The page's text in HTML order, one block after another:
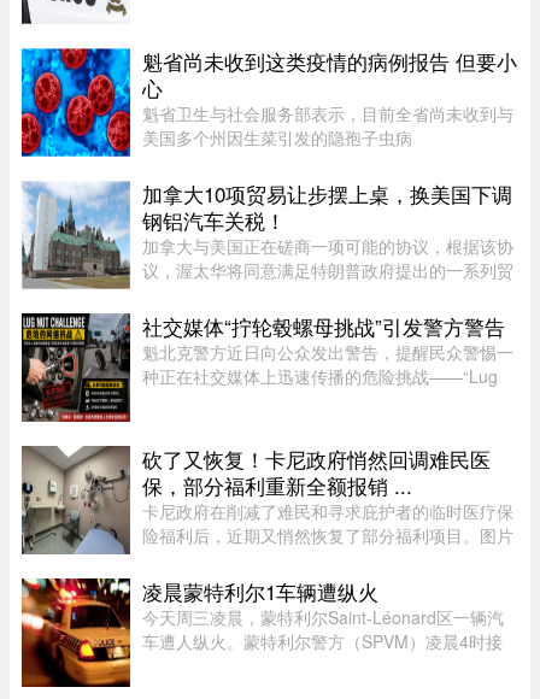
其运往 Valcartier 军事 ...
魁省尚未收到这类疫情的病例报告 但要小
心
魁省卫生与社会服务部表示，目前全省尚未收到与
美国多个州因生菜引发的隐孢子虫病
报告。这种由寄生虫引起的感染主要通过受污染的
食物或水传播，会导致水样腹泻、胃痉挛 ...
加拿大10项贸易让步摆上桌，换美国下调
钢铝汽车关税！
加拿大与美国正在磋商一项可能的协议，根据该协
议，渥太华将同意满足特朗普政府提出的一系列贸
新一轮关税的日期临近，双方谈判日益紧张。《环
球邮报》据三位知情业内人 ...
社交媒体“拧轮毂螺母挑战”引发警方警告
魁北克警方近日向公众发出警告，提醒民众警惕一
种正在社交媒体上迅速传播的危险挑战——“Lug
的固定螺母，而这一行为 ...
砍了又恢复！卡尼政府悄然回调难民医
保，部分福利重新全额报销 ...
卡尼政府在削减了难民和寻求庇护者的临时医疗保
险福利后，近期又悄然恢复了部分福利项目。图片
预算承诺削减资金，调整了为已安置的难民和等待
获得省或地区医保的庇护申 ...
凌晨蒙特利尔1车辆遭纵火
今天周三凌晨，蒙特利尔Saint-Léonard区一辆汽
车遭人纵火。蒙特利尔警方（SPVM）凌晨4时接